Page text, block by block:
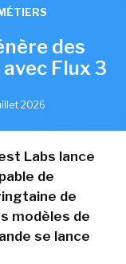
des
Flux 3
2026
Labs lance
de
de
modèles de
se lance